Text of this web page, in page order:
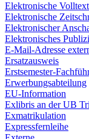
Elektronische
Elektronische
Elektronischer
Elektronisches
E-Mail-Adresse
Ersatzausweis
Erstsemester-
Erwerbungsabteilung
EU-Information
Exlibris an der UB
Exmatrikulation
Expressfernleihe